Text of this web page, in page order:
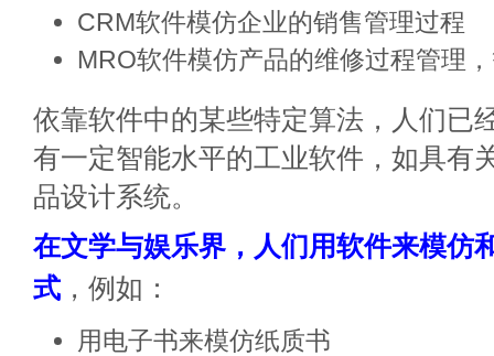
CRM软件模仿企业的销售管理过程
MRO软件模仿产品的维修过程管理
依靠软件中的某些特定算法，人们已
有一定智能水平的工业软件，如具有
品设计系统。
在文学与娱乐界，人们用软件来模仿
式 ，例如：
用电子书来模仿纸质书